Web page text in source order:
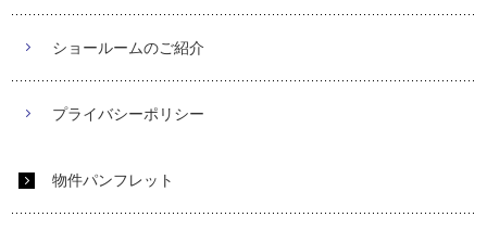
ショールームのご紹介
プライバシーポリシー
物件パンフレット